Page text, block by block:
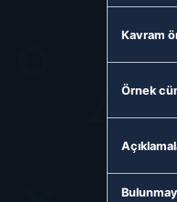
Kavram
Örnek